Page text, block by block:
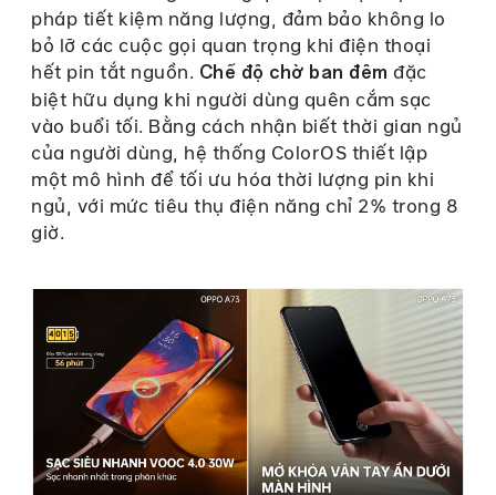
pháp tiết kiệm năng lượng, đảm bảo không lo
bỏ lỡ các cuộc gọi quan trọng khi điện thoại
hết pin tắt nguồn. Chế độ chờ ban đêm đặc
biệt hữu dụng khi người dùng quên cắm sạc
vào buổi tối. Bằng cách nhận biết thời gian ngủ
của người dùng, hệ thống ColorOS thiết lập
một mô hình để tối ưu hóa thời lượng pin khi
ngủ, với mức tiêu thụ điện năng chỉ 2% trong 8
giờ.